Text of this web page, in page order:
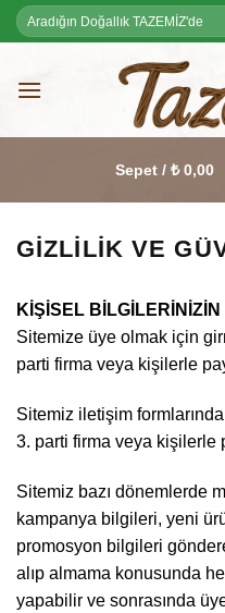
Skip
to
Ara:
Sepet / ₺0,00
GIZLILIK VE
KİŞİSEL
Sitemize üye olmak için
parti firma veya kişilerle
Sitemiz iletişim
3. parti firma veya kişilerle
Sitemiz bazı dönemlerde
kampanya bilgileri, yeni
promosyon bilgileri
alıp almama konusunda
yapabilir ve sonrasında